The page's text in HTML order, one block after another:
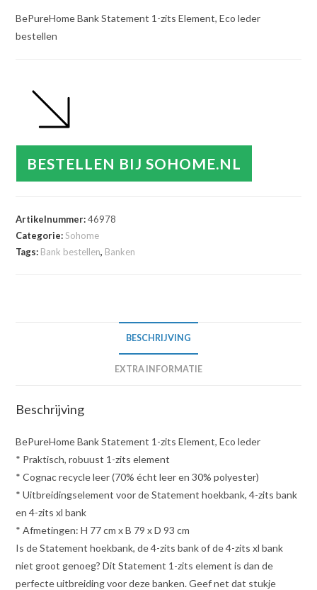
BePureHome Bank Statement 1-zits Element, Eco leder
bestellen
BESTELLEN BIJ SOHOME.NL
Artikelnummer:46978
Categorie:Sohome
Tags: Bank bestellen, Banken
BESCHRIJVING
EXTRA INFORMATIE
Beschrijving
BePureHome Bank Statement 1-zits Element, Eco leder
* Praktisch, robuust 1-zits element
* Cognac recycle leer (70% écht leer en 30% polyester)
* Uitbreidingselement voor de Statement hoekbank, 4-zits bank
en 4-zits xl bank
* Afmetingen: H 77 cm x B 79 x D 93 cm
Is de Statement hoekbank, de 4-zits bank of de 4-zits xl bank
niet groot genoeg? Dit Statement 1-zits element is dan de
perfecte uitbreiding voor deze banken. Geef net dat stukje